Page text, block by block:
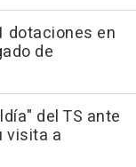
dotaciones en
de
del TS ante
visita a